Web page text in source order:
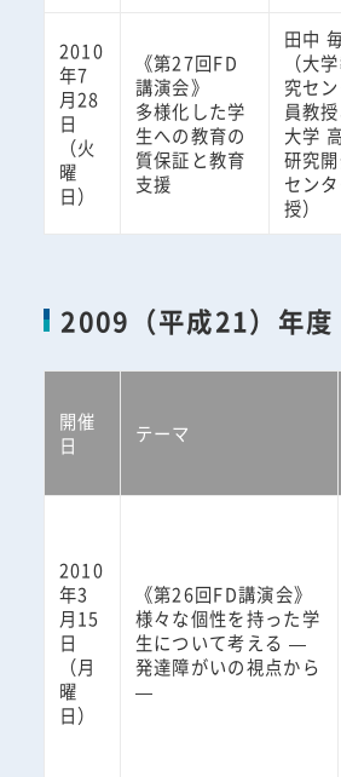
2010
年7
月28
日
（火
曜
日）
《第27回FD
講演会》
多様化した学
生への教育の
質保証と教育
支援
田中
（大
究セ
員教
大学
研究
セン
授）
2009（平成21）年度
開催
日
テーマ
2010
年3
月15
日
（月
曜
日）
《第26回FD講演会》
様々な個性を持った学
生について考える —
発達障がいの視点から
—